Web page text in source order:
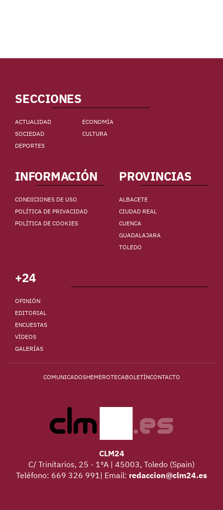
SECCIONES
ACTUALIDAD
ECONOMÍA
SOCIEDAD
CULTURA
DEPORTES
INFORMACIÓN
CONDICIONES DE USO
POLÍTICA DE PRIVACIDAD
POLÍTICA DE COOKIES
PROVINCIAS
ALBACETE
CIUDAD REAL
CUENCA
GUADALAJARA
TOLEDO
+24
OPINIÓN
EDITORIAL
ENCUESTAS
VÍDEOS
GALERÍAS
COMUNICADOSHEMEROTECABOLETÍNCONTACTO
CLM24
C/ Trinitarios, 25 - 1ºA | 45003, Toledo (Spain)
Teléfono: 669 326 991| Email: redaccion@clm24.es